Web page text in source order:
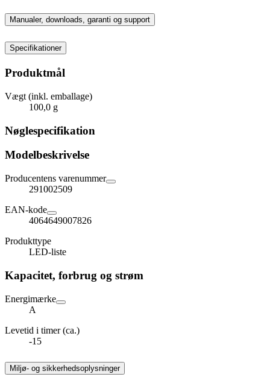
Manualer, downloads, garanti og support
Specifikationer
Produktmål
Vægt (inkl. emballage)
100,0 g
Nøglespecifikation
Modelbeskrivelse
Producentens varenummer
291002509
EAN-kode
4064649007826
Produkttype
LED-liste
Kapacitet, forbrug og strøm
Energimærke
A
Levetid i timer (ca.)
-15
Miljø- og sikkerhedsoplysninger